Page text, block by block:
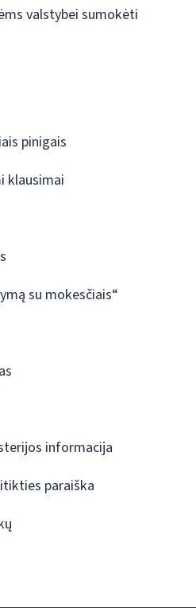
valstybei sumokėti
pinigais
klausimai
su mokesčiais“
informacija
paraiška